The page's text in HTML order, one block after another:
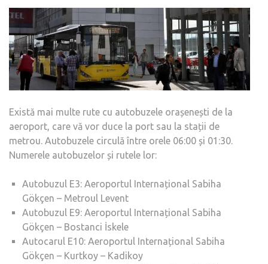
Există mai multe rute cu autobuzele orașenești de la
aeroport, care vă vor duce la port sau la stații de
metrou. Autobuzele circulă între orele 06:00 și 01:30.
Numerele autobuzelor și rutele lor:
Autobuzul E3: Aeroportul Internațional Sabiha
Gökçen – Metroul Levent
Autobuzul E9: Aeroportul Internațional Sabiha
Gökçen – Bostanci İskele
Autocarul E10: Aeroportul Internațional Sabiha
Gökçen – Kurtkoy – Kadikoy